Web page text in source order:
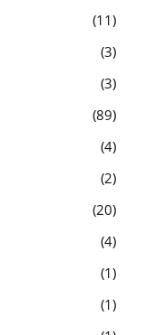
11
3
3
89
4
2
20
4
1
1